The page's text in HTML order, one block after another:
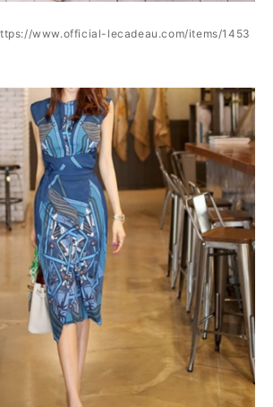
www.official-lecadeau.com/items/1453